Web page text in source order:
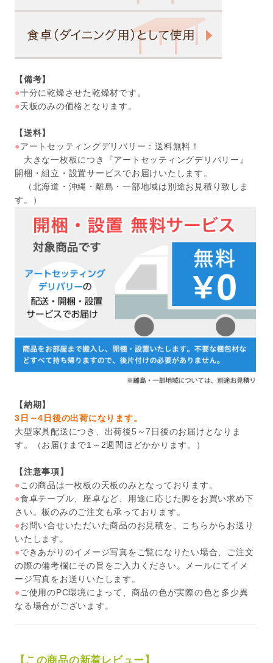
【備考】
●十分に乾燥させた乾燥材です。
●天板のみの価格となります。
【送料】
●アートセッティングデリバリー：送料無料！
大きな一枚板につき『アートセッティングデリバリー』
開梱・組立・設置サービスでお届けいたします。
（北海道・沖縄・離島・一部地域は別途お見積り致しま
す。）
【納期】
3日～4日後の出荷になります。
大型家具配送につき、出荷後5～7日後のお届けとなりま
す。（お届けまで1～2週間ほどかかります。）
【注意事項】
●この商品は一枚板の天板のみとなっております。
●食卓テーブル、座卓など、用途に応じた脚をお買い求め下
さい。板のみのご注文も承っております。
●お問い合せいただいた商品のお見積を、こちらからお送り
いたします。
●できあがりのイメージ写真をご覧になりたい場合、ご注文
の際の備考欄にその旨をご入力ください。メールにてイメ
ージ写真をお送りいたします。
●ご使用のPC環境によって、商品の色が実際の色と多少異
なる場合がございます。
【この商品の新着レビュー】